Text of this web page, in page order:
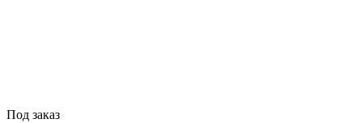
Под заказ